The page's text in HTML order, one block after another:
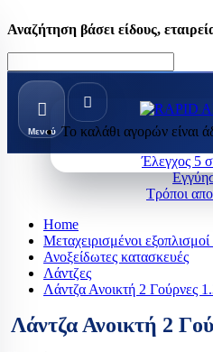
Αναζήτηση βάσει είδους,
Μενού Το καλάθι αγορών είναι
Έλεγχος 5
Τρόποι
Home
Μεταχειρισμένοι εξοπλισμοί
Ανοξείδωτες κατασκευές
Λάντζες
Λάντζα Ανοικτή 2 Γούρνες
Λάντζα Ανοικτή 2